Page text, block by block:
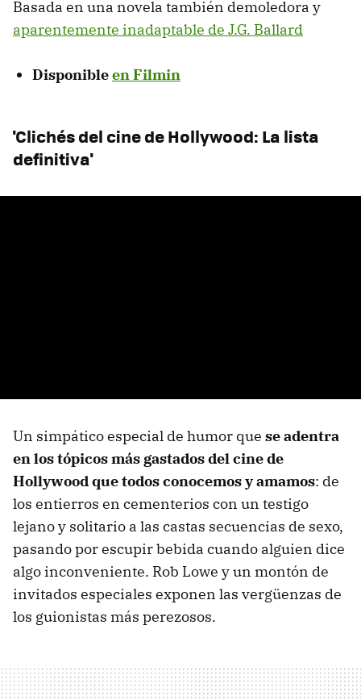
Basada en una novela también demoledora y
aparentemente inadaptable de J.G. Ballard
Disponibleen Filmin
'Clichés del cine de Hollywood: La lista
definitiva'
Un simpático especial de humor que se adentra
en los tópicos más gastados del cine de
Hollywood que todos conocemos y amamos: de
los entierros en cementerios con un testigo
lejano y solitario a las castas secuencias de sexo,
pasando por escupir bebida cuando alguien dice
algo inconveniente. Rob Lowe y un montón de
invitados especiales exponen las vergüenzas de
los guionistas más perezosos.